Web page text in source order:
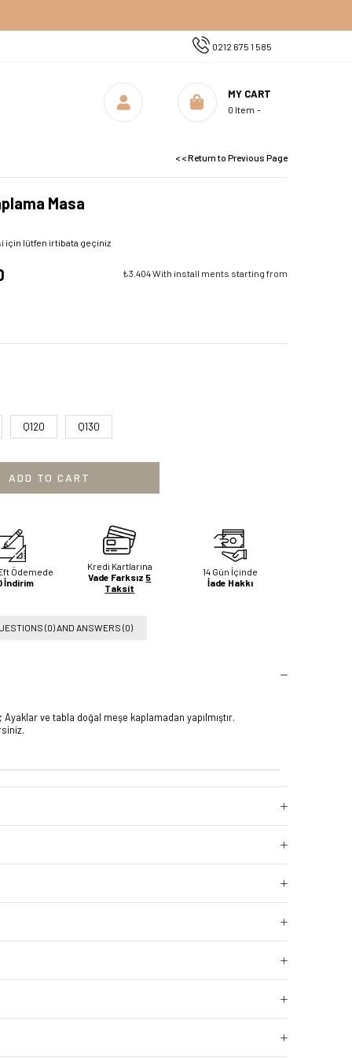
0212 675 1 585
MY CART
0 Item
< < Return to Previous Page
Masa
için lütfen irtibata geçiniz
₺3.404With install ments starting from
Q120 Q130
Ödemede
İndirim
Kredi Kartlarına
Vade Farksız 5
Taksit
14 Gün İçinde
İade Hakkı
(0) AND ANSWERS (0)
ve tabla doğal meşe kaplamadan yapılmıştır.